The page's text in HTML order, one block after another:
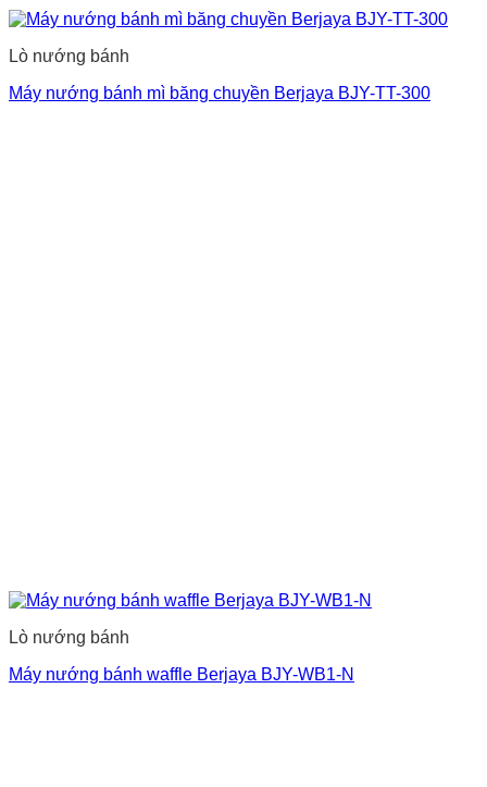
Lò nướng bánh
Máy nướng bánh mì băng chuyền Berjaya BJY-TT-300
Lò nướng bánh
Máy nướng bánh waffle Berjaya BJY-WB1-N